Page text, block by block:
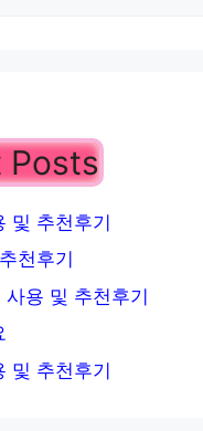
Posts
및 추천후기
천후기
용 및 추천후기
및 추천후기